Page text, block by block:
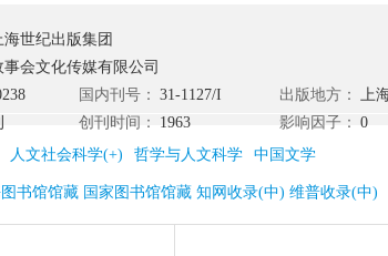
造人物形象，提高艺术之美感，力求口头性与文学性完
得进和传得开。
海世纪出版集团
事会文化传媒有限公司
国内刊号： 31-1127/I 出版地方：
上
创刊时间： 1963 影响因子：
0
人文社会科学(+) 哲学与人文科学 中国文学
书馆馆藏 国家图书馆馆藏 知网收录(中) 维普收录(中)